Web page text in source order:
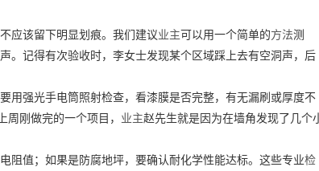
应该留下明显划痕。我们建议业主可以用一个简单的方法测
。记得有次验收时，李女士发现某个区域踩上去有空洞声，后
用强光手电筒照射检查，看漆膜是否完整，有无漏刷或厚度不
刚做完的一个项目， 业主赵先生就是因为在墙角发现了几个
阻值；如果是防腐地坪，要确认耐化学性能达标。这些专业检